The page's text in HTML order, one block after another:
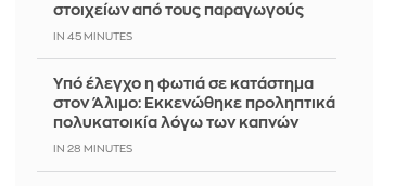
στοιχείων από τους παραγωγούς
IN 45 MINUTES
Yπό έλεγχο η φωτιά σε κατάστημα
στον Άλιμο: Εκκενώθηκε προληπτικά
πολυκατοικία λόγω των καπνών
IN 28 MINUTES